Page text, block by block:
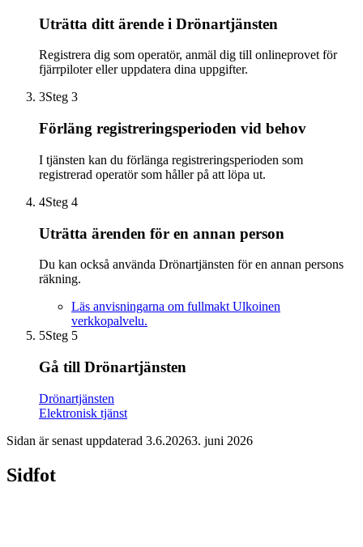
Uträtta ditt ärende i Drönartjänsten
Registrera dig som operatör, anmäl dig till onlineprovet för
fjärrpiloter eller uppdatera dina uppgifter.
3Steg 3
Förläng registreringsperioden vid behov
I tjänsten kan du förlänga registreringsperioden som
registrerad operatör som håller på att löpa ut.
4Steg 4
Uträtta ärenden för en annan person
Du kan också använda Drönartjänsten för en annan persons
räkning.
Läs anvisningarna om fullmakt Ulkoinen
verkkopalvelu.
5Steg 5
Gå till Drönartjänsten
Drönartjänsten
Elektronisk tjänst
Sidan är senast uppdaterad 3.6.20263. juni 2026
Sidfot